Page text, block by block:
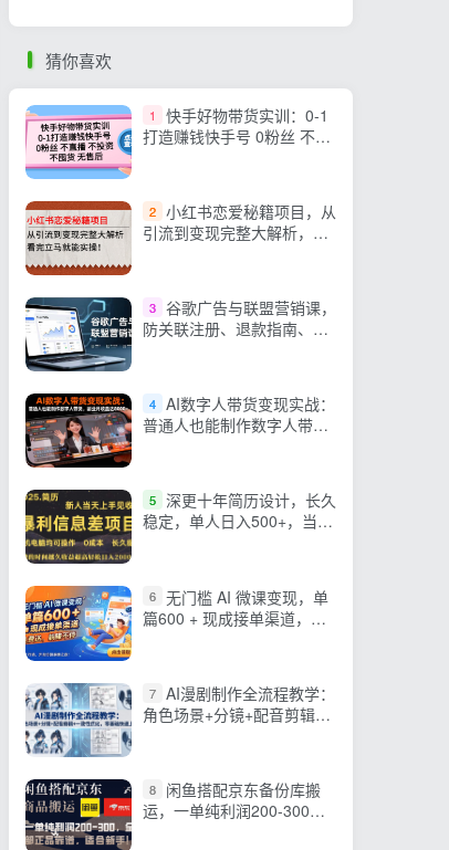
猜你喜欢
1
快手好物带货实训：0-1
打造赚钱快手号 0粉丝 不直
2 小红书恋爱秘籍项目，从
引流到变现完整大解析，看
3 谷歌广告与联盟营销课，
防关联注册、退款指南、流
4 AI数字人带货变现实战：
普通人也能制作数字人带
5 深更十年简历设计，长久
稳定，单人日入500+，当天
6 无门槛 AI 微课变现，单
篇600 + 现成接单渠道，免
7 AI漫剧制作全流程教学：
角色场景+分镜+配音剪辑
8
闲鱼搭配京东备份库搬
运，一单纯利润200-300，